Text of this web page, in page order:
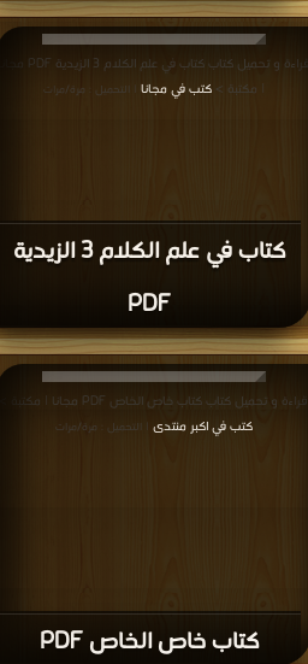
كتاب في علم الكلام 3 الزيدية
PDF
| مكتبة >كتب في مجانا | التحميل : مرة/مرات
كتاب خاص الخاص PDF
قراءة و تحميل كتاب كتاب خاص الخاص PDF مجانا | مكتبة >
كتب في اكبر منتدى | التحميل : مرة/مرات